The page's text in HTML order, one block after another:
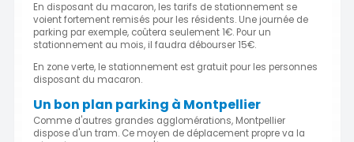
En disposant du macaron, les tarifs de stationnement se
voient fortement remisés pour les résidents. Une journée de
parking par exemple, coûtera seulement 1€. Pour un
stationnement au mois, il faudra débourser 15€.
En zone verte, le stationnement est gratuit pour les personnes
disposant du macaron.
Un bon plan parking à Montpellier
Comme d'autres grandes agglomérations, Montpellier
dispose d'un tram. Ce moyen de déplacement propre va la